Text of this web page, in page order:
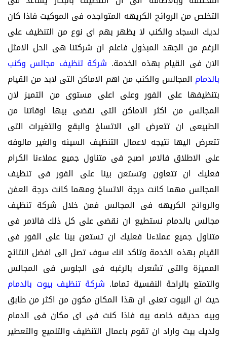
التخلص من الروائح الكريهه المتواجده فى الموكيت فاذا كان
لديك السجاد والكنب لا يظهر بهم اى نوع من التنظيف على
الرغم من الجهد المبذول فاعلم ان شركتنا هى الحل الامثل
الان فى القيام بهذه الخدمة. شركة تنظيف مجالس وكنب
بالدمام المجالس والكنب من اهم الاماكن التى لابد من القيام
بتنظيفها على الفور وعلى اعلى مستوى من التميز لان
المجالس من اكثر الاماكن التى نقضى بيها اوقاتنا من
الطبيعى ان تتعرض الى الاتساخ والبقع والتغيرات التى
تتعرض اليها نتيجه لاعمال التنظيف السيئه والغير مالوفه
على الاطلاق فالامر اصبح فى متناول جميع عملاءنا الكرام
فعليك ان تتعاون وتستعن بينا على الفور فى تنظيف
المجالس مهما كانت درجة الاتساخ ومهما كانت درجة العفن
والروائح الكريهه فى المجالس فمن خلال شركة تنظيف
مجالس بالدمام نستطيع ان نقضى على كل ذلك فالامر فى
متناول جميع عملاءنا فعليك ان تستعن بينا على الفور فى
القيام بهذه الخدمة وتاكد انك سوف تصل الى افضل النتائج
المميزة والتى تشعرك بالرغبه فى الجلوس فى المجالس
والتمتع بالراحة النفسية تماما. شركة تنظيف بيوت بالدمام
حيث ان البيوت تعنى ان هذا المكان مكون من اكثر من طابق
وبيه حديقه خاصه بيه فاذا كنت فى اى مكان فى الدمام
ولديك بيت واراد ان تقوم باعمال التنظيف والتلميع والتعطير